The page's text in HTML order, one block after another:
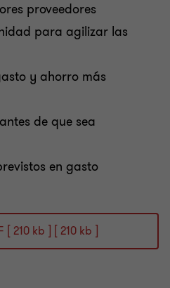
proveedores
para agilizar las
y ahorro más
de que sea
en gasto
210 kb ] [ 210 kb ]